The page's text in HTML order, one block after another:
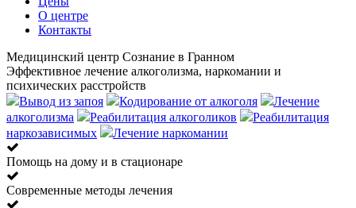
О центре
Контакты
Медицинский центр Сознание в Гранном
Эффективное лечение алкоголизма, наркомании и
психических расстройств
Вывод из запоя
Кодирование от алкоголя
Лечение
алкоголизма
Реабилитация алкоголиков
Реабилитация
наркозависимых
Лечение наркомании
Помощь на дому и в стационаре
Современные методы лечения